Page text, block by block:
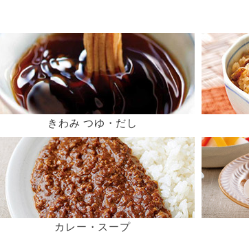
きわみ つゆ・だし
カレー・スープ